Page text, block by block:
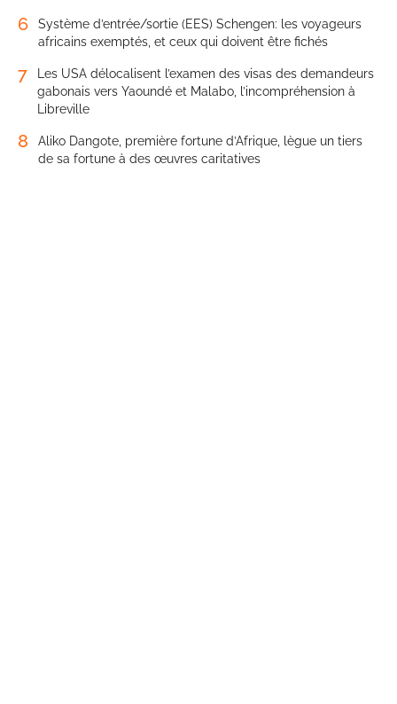
6
Système d’entrée/sortie (EES) Schengen: les voyageurs
africains exemptés, et ceux qui doivent être fichés
7
Les USA délocalisent l’examen des visas des demandeurs
gabonais vers Yaoundé et Malabo, l’incompréhension à
Libreville
8
Aliko Dangote, première fortune d’Afrique, lègue un tiers
de sa fortune à des œuvres caritatives